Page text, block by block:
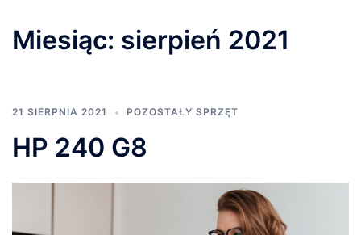
Miesiąc: sierpień 2021
21 SIERPNIA 2021 POZOSTAŁY SPRZĘT
HP 240 G8